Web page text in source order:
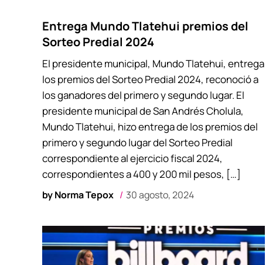
Entrega Mundo Tlatehui premios del
Sorteo Predial 2024
byNorma Tepox 30 agosto, 2024
El presidente municipal, Mundo Tlatehui, entrega
los premios del Sorteo Predial 2024, reconoció a
los ganadores del primero y segundo lugar. El
presidente municipal de San Andrés Cholula,
Mundo Tlatehui, hizo entrega de los premios del
primero y segundo lugar del Sorteo Predial
correspondiente al ejercicio fiscal 2024,
correspondientes a 400 y 200 mil pesos, […]